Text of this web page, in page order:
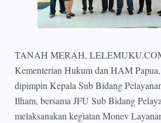
TANAH MERAH,
Kementerian Hukum dan HAM
dipimpin Kepala Sub Bidang
Ilham, bersama JFU Sub Bidang
melaksanakan kegiatan Monev